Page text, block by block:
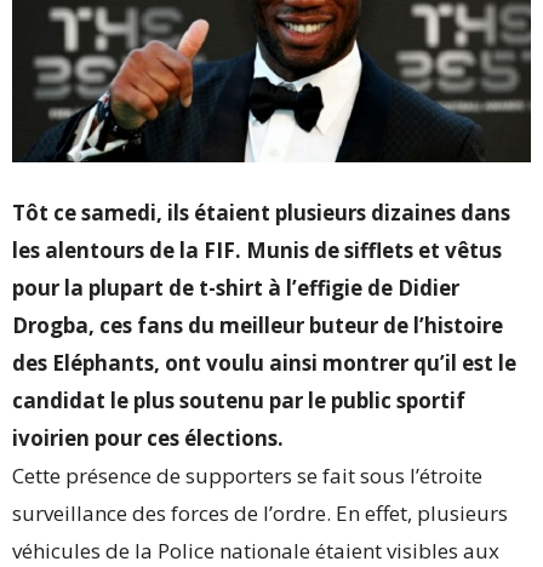
Tôt ce samedi, ils étaient plusieurs dizaines dans
les alentours de la FIF. Munis de sifflets et vêtus
pour la plupart de t-shirt à l’effigie de Didier
Drogba, ces fans du meilleur buteur de l’histoire
des Eléphants, ont voulu ainsi montrer qu’il est le
candidat le plus soutenu par le public sportif
ivoirien pour ces élections.
Cette présence de supporters se fait sous l’étroite
surveillance des forces de l’ordre. En effet, plusieurs
véhicules de la Police nationale étaient visibles aux